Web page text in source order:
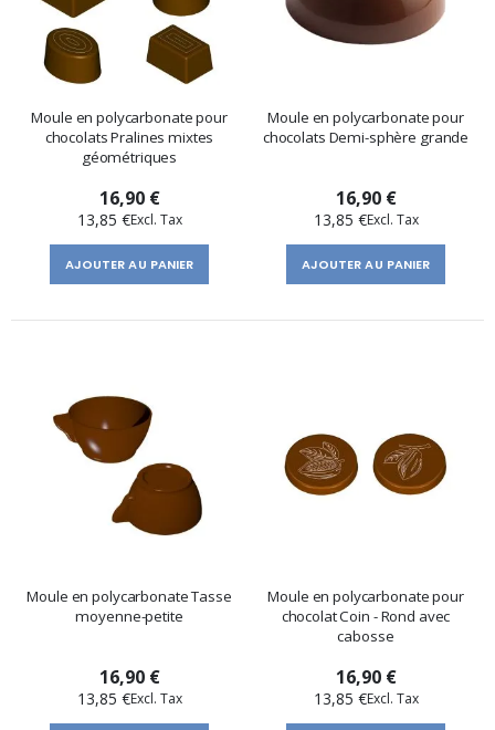
Moule en polycarbonate pour
chocolats Pralines mixtes
géométriques
16,90 €
13,85 €
AJOUTER AU PANIER
Moule en polycarbonate pour
chocolats Demi-sphère grande
16,90 €
13,85 €
AJOUTER AU PANIER
Moule en polycarbonate Tasse
moyenne-petite
16,90 €
13,85 €
Moule en polycarbonate pour
chocolat Coin - Rond avec
cabosse
16,90 €
13,85 €